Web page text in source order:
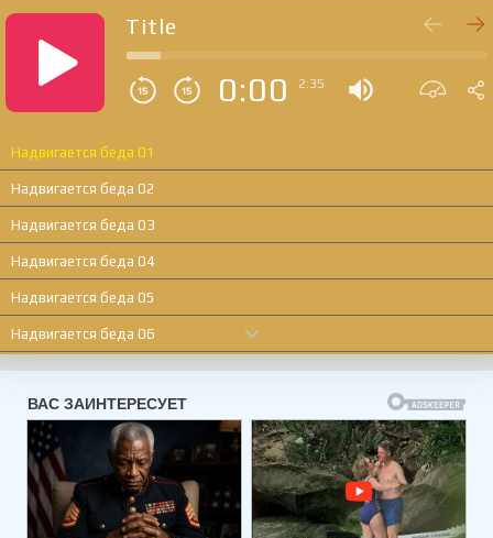
Title
0:00 2:35
Надвигается беда 01
Надвигается беда 02
Надвигается беда 03
Надвигается беда 04
Надвигается беда 05
Надвигается беда 06
Надвигается беда 07
Надвигается беда 08
Надвигается беда 09
Надвигается беда 10
Надвигается беда 11